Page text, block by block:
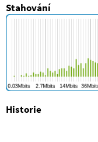
Stahování
Historie